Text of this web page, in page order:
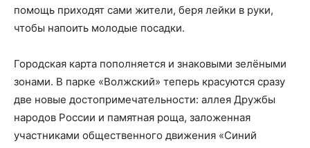
помощь приходят сами жители, беря лейки в руки,
чтобы напоить молодые посадки.
Городская карта пополняется и знаковыми зелёными
зонами. В парке «Волжский» теперь красуются сразу
две новые достопримечательности: аллея Дружбы
народов России и памятная роща, заложенная
участниками общественного движения «Синий